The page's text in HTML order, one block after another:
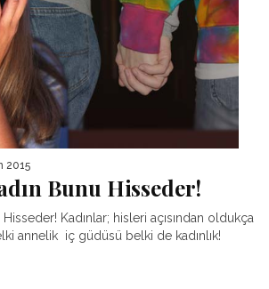
2015
Bunu Hisseder!
Hisseder! Kadınlar; hisleri açısından oldukça
annelik iç güdüsü belki de kadınlık!